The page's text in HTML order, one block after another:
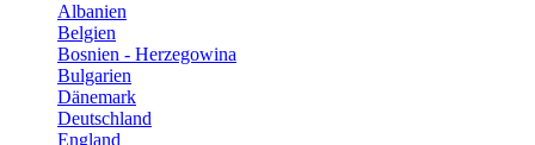
Albanien
Belgien
Bosnien - Herzegowina
Bulgarien
Dänemark
Deutschland
England